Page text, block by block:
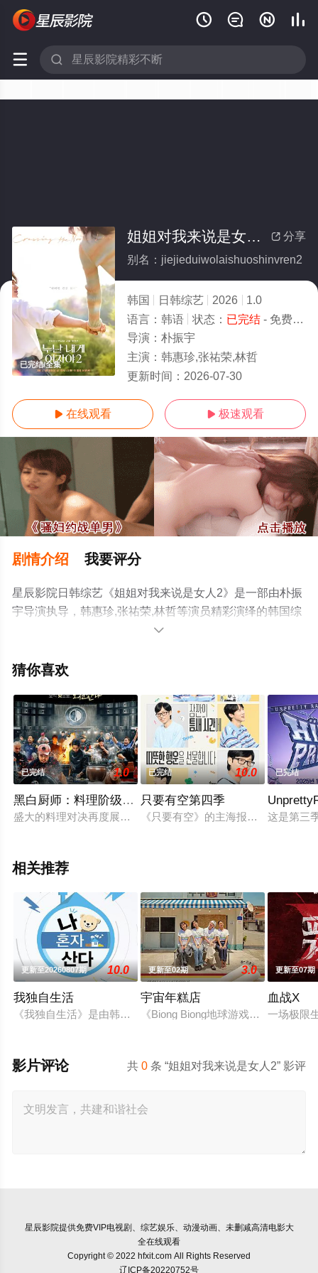
   
 
已完结/全集
 分享
姐姐对我来说是女人2(全集)
别名：jiejieduiwolaishuoshinvren2
韩国 日韩综艺 2026
1.0
语言： 韩语 状态： 已完结- 免费在线观看
导演： 朴振宇
主演： 韩惠珍,张祐荣,林哲
更新时间： 2026-07-30
 在线观看  极速观看
剧情介绍 我要评分
星辰影院日韩综艺《姐姐对我来说是女人2》是一部由朴振
宇导演执导，韩惠珍,张祐荣,林哲等演员精彩演绎的韩国综
艺，大结局剧情已揭晓（已完结），手机免费观看高清无
至豆瓣综艺、电视猫或剧情网等平台了解。

猜你喜欢
已完结 1.0
黑白厨师：料理阶级战争第二季
盛大的料理对决再度展开，新一批“黑汤匙”厨师迎战实力坚强的
已完结 10.0
只要有空第四季
《只要有空》的主海报公开。公开
已完结
这是第三
相关推荐
更新至20260807期 10.0
我独自生活
《我独自生活》是由韩国MBC电视台新年播放的特辑《男人的
更新至02期 3.0
宇宙年糕店
《Biong Biong地球游戏厅》衍生综艺
更新至07期
血战X
一场极限
共0 条 “姐姐对我来说是女人2” 影评
影片评论
星辰影院提供免费VIP电视剧、综艺娱乐、动漫动画、未删减高清电影大
全在线观看
Copyright © 2022 hfxit.com All Rights Reserved
辽ICP备20220752号